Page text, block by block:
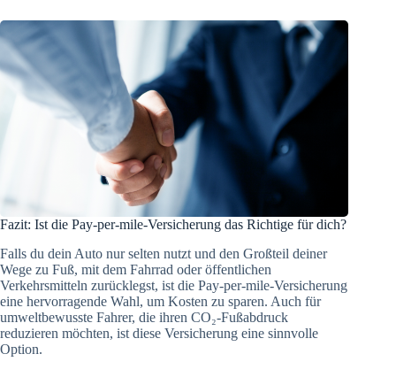
Fazit: Ist die Pay-per-mile-Versicherung das Richtige für dich?
Falls du dein Auto nur selten nutzt und den Großteil deiner
Wege zu Fuß, mit dem Fahrrad oder öffentlichen
Verkehrsmitteln zurücklegst, ist die Pay-per-mile-Versicherung
eine hervorragende Wahl, um Kosten zu sparen. Auch für
umweltbewusste Fahrer, die ihren CO₂-Fußabdruck
reduzieren möchten, ist diese Versicherung eine sinnvolle
Option.